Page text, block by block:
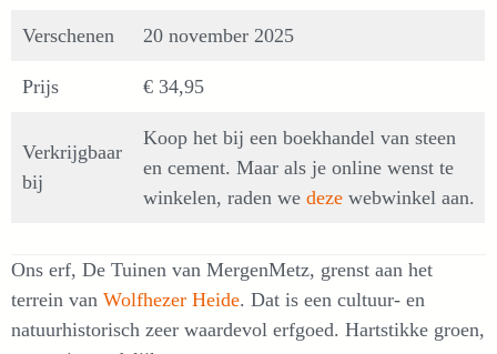
Verschenen 20 november 2025
Prijs € 34,95
Verkrijgbaar
bij
Koop het bij een boekhandel van steen
en cement. Maar als je online wenst te
winkelen, raden we deze webwinkel aan.
Ons erf, De Tuinen van MergenMetz, grenst aan het
terrein van Wolfhezer Heide. Dat is een cultuur- en
natuurhistorisch zeer waardevol erfgoed. Hartstikke groen,